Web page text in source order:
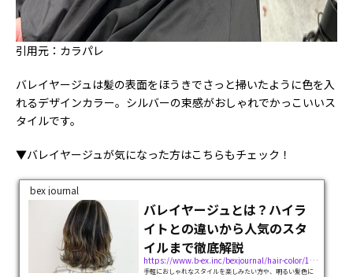
引用元：カラパレ
バレイヤージュは髪の表面をほうきでさっと掃いたように色を入
れるデザインカラー。シルバーの束感がおしゃれでかっこいいス
タイルです。
▼バレイヤージュが気になった方はこちらもチェック！
bex journal
バレイヤージュとは？ハイラ
イトとの違いから人気のスタ
イルまで徹底解説
https://www.b-ex.inc/bexjournal/hair-color/122279
手軽におしゃれなスタイルを楽しみたい方や、明るい髪色に